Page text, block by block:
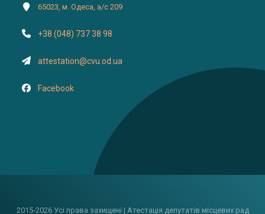
65023, м. Одеса, а/с 209
+38 (048) 737 38 98
attestation@cvu.od.ua
Facebook
2015-2026 Усі права захищені | Атестація депутатів місцевих рад